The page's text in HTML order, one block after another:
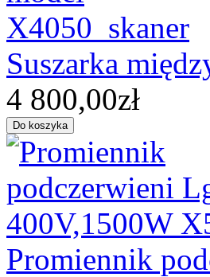
Suszarka
4 800,00zł
Promiennik